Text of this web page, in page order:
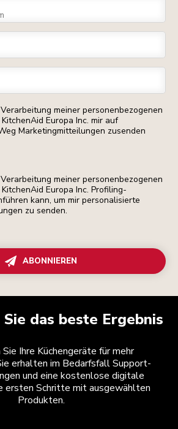
meiner personenbezogenen
Europa Inc. mir auf
Marketingmitteilungen zusenden
meiner personenbezogenen
Europa Inc. Profiling-
kann, um mir personalisierte
zu senden.
ABONNIEREN
das beste Ergebnis
Ihre Küchengeräte für mehr
erhalten im Bedarfsfall Support-
und eine kostenlose digitale
ersten Schritte mit ausgewählten
Produkten.